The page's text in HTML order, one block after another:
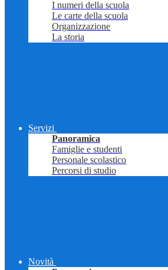
I numeri della scuola
Le carte della scuola
Organizzazione
La storia
Servizi
Panoramica
Famiglie e studenti
Personale scolastico
Percorsi di studio
Novità